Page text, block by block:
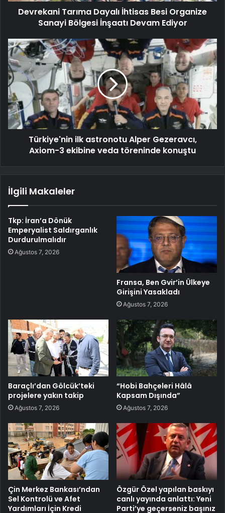
Devrekani Tarıma Dayalı İhtisas Besi Organize
Sanayi Bölgesi İnşaatı Devam Ediyor
Türkiye'nin ilk astronotu Alper Gezeravcı,
Axiom-3 ekibine veda töreninde konuştu
İlgili Makaleler
Tkp: İran’a Dönük
Emperyalist Saldırganlık
Durdurulmalıdır
Ağustos 7, 2026
Fransa, Ben Gvir’in Ülkeye
Girişini Yasakladı
Ağustos 7, 2026
Baraçlı’dan Gölcük’teki
projelere yakın takip
Ağustos 7, 2026
“Hobi Bahçeleri Hâlâ
Kapsam Dışında”
Ağustos 7, 2026
Çin Merkez Bankası’ndan
Sel Kontrolü ve Afet
Yardımları İçin Kredi
Özgür Özel yapılan baskıyı
canlı yayında anlattı: Yeni
Parti’ye geçerseniz başınız